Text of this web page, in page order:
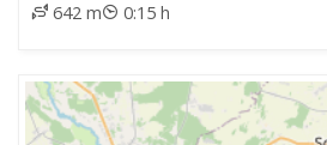
642 m 0:15 h